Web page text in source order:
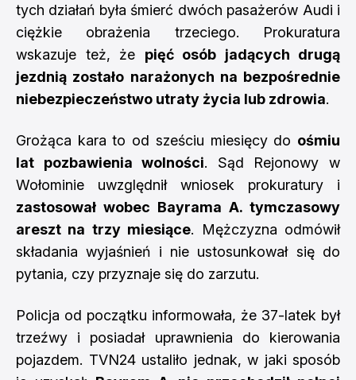
tych działań była śmierć dwóch pasażerów Audi i
ciężkie obrażenia trzeciego. Prokuratura
wskazuje też, że pięć osób jadących drugą
jezdnią zostało narażonych na bezpośrednie
niebezpieczeństwo utraty życia lub zdrowia.
Grożąca kara to od sześciu miesięcy do ośmiu
lat pozbawienia wolności. Sąd Rejonowy w
Wołominie uwzględnił wniosek prokuratury i
zastosował wobec Bayrama A. tymczasowy
areszt na trzy miesiące. Mężczyzna odmówił
składania wyjaśnień i nie ustosunkował się do
pytania, czy przyznaje się do zarzutu.
Policja od początku informowała, że 37-latek był
trzeźwy i posiadał uprawnienia do kierowania
pojazdem. TVN24 ustaliło jednak, w jaki sposób